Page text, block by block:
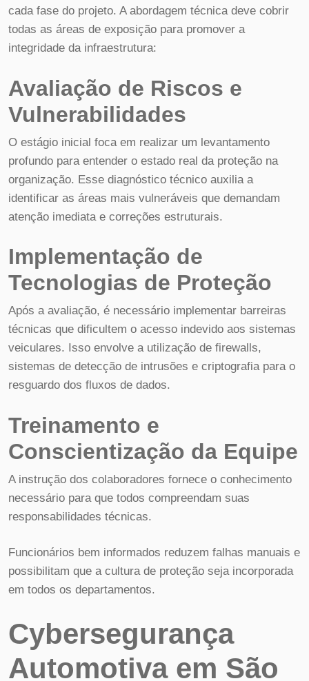
cada fase do projeto. A abordagem técnica deve cobrir
todas as áreas de exposição para promover a
integridade da infraestrutura:
Avaliação de Riscos e
Vulnerabilidades
O estágio inicial foca em realizar um levantamento
profundo para entender o estado real da proteção na
organização. Esse diagnóstico técnico auxilia a
identificar as áreas mais vulneráveis que demandam
atenção imediata e correções estruturais.
Implementação de
Tecnologias de Proteção
Após a avaliação, é necessário implementar barreiras
técnicas que dificultem o acesso indevido aos sistemas
veiculares. Isso envolve a utilização de firewalls,
sistemas de detecção de intrusões e criptografia para o
resguardo dos fluxos de dados.
Treinamento e
Conscientização da Equipe
A instrução dos colaboradores fornece o conhecimento
necessário para que todos compreendam suas
responsabilidades técnicas.
Funcionários bem informados reduzem falhas manuais e
possibilitam que a cultura de proteção seja incorporada
em todos os departamentos.
Cybersegurança
Automotiva em São